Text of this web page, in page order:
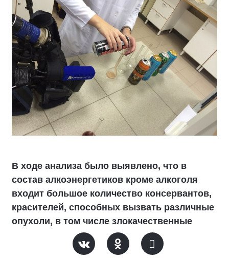
В ходе анализа было выявлено, что в
состав алкоэнергетиков кроме алкоголя
входит большое количество консервантов,
красителей, способных вызвать различные
опухоли, в том числе злокачественные